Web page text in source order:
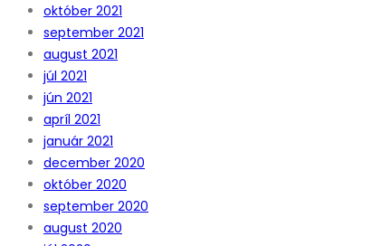
október 2021
september 2021
august 2021
júl 2021
jún 2021
apríl 2021
január 2021
december 2020
október 2020
september 2020
august 2020